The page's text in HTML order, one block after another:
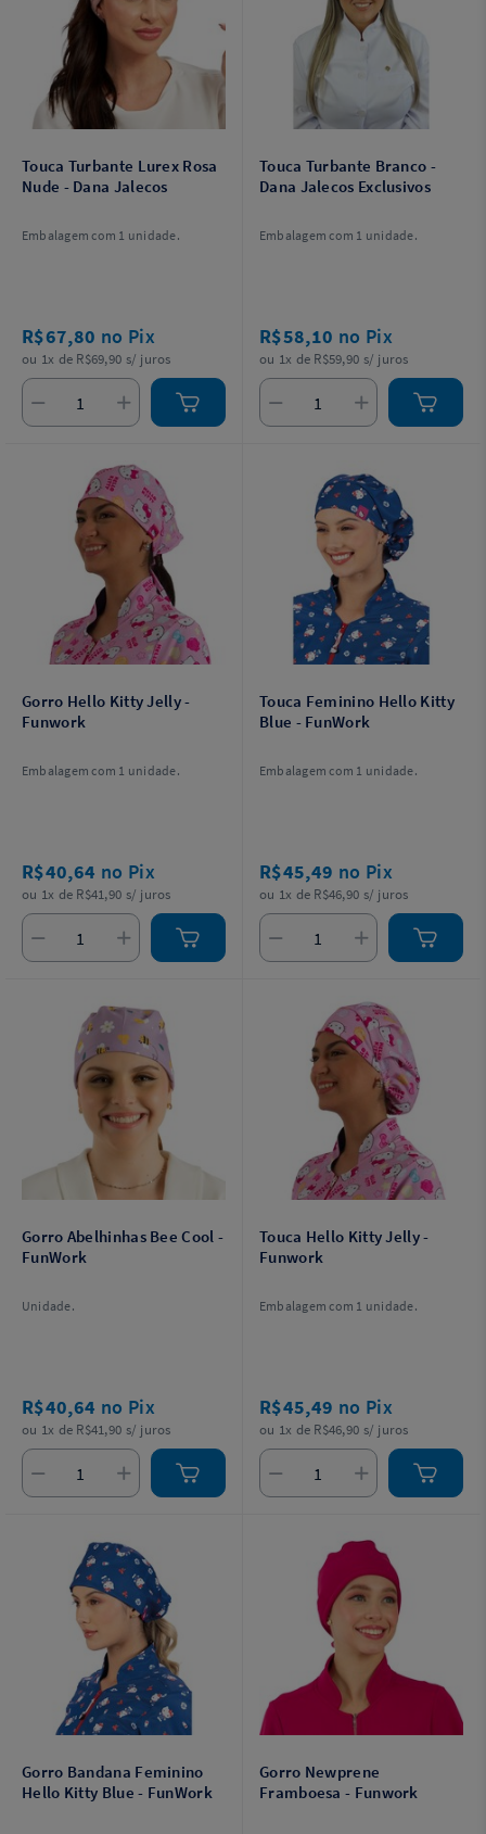
Touca Turbante Lurex Rosa
Nude - Dana Jalecos
Embalagem com 1 unidade.
R$67,80 no Pix
ou 1x de R$69,90 s/ juros
Touca Turbante Branco -
Dana Jalecos Exclusivos
Embalagem com 1 unidade.
R$58,10 no Pix
ou 1x de R$59,90 s/ juros
Gorro Hello Kitty Jelly -
Funwork
Embalagem com 1 unidade.
R$40,64 no Pix
ou 1x de R$41,90 s/ juros
Touca Feminino Hello Kitty
Blue - FunWork
Embalagem com 1 unidade.
R$45,49 no Pix
ou 1x de R$46,90 s/ juros
Gorro Abelhinhas Bee Cool -
FunWork
Unidade.
R$40,64 no Pix
ou 1x de R$41,90 s/ juros
Touca Hello Kitty Jelly -
Funwork
Embalagem com 1 unidade.
R$45,49 no Pix
ou 1x de R$46,90 s/ juros
Gorro Bandana Feminino
Hello Kitty Blue - FunWork
Gorro Newprene
Framboesa - Funwork